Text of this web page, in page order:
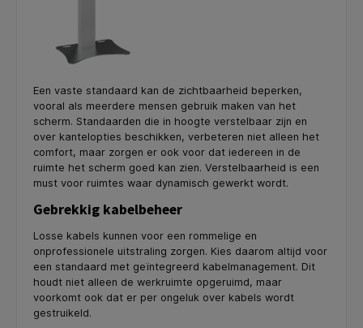
Een vaste standaard kan de zichtbaarheid beperken,
vooral als meerdere mensen gebruik maken van het
scherm. Standaarden die in hoogte verstelbaar zijn en
over kantelopties beschikken, verbeteren niet alleen het
comfort, maar zorgen er ook voor dat iedereen in de
ruimte het scherm goed kan zien. Verstelbaarheid is een
must voor ruimtes waar dynamisch gewerkt wordt.
Gebrekkig kabelbeheer
Losse kabels kunnen voor een rommelige en
onprofessionele uitstraling zorgen. Kies daarom altijd voor
een standaard met geïntegreerd kabelmanagement. Dit
houdt niet alleen de werkruimte opgeruimd, maar
voorkomt ook dat er per ongeluk over kabels wordt
gestruikeld.